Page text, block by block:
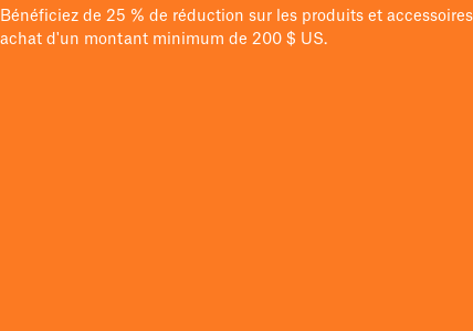
Bénéficiez de 25 % de réduction sur les produits et
achat d'un montant minimum de 200 $ US.